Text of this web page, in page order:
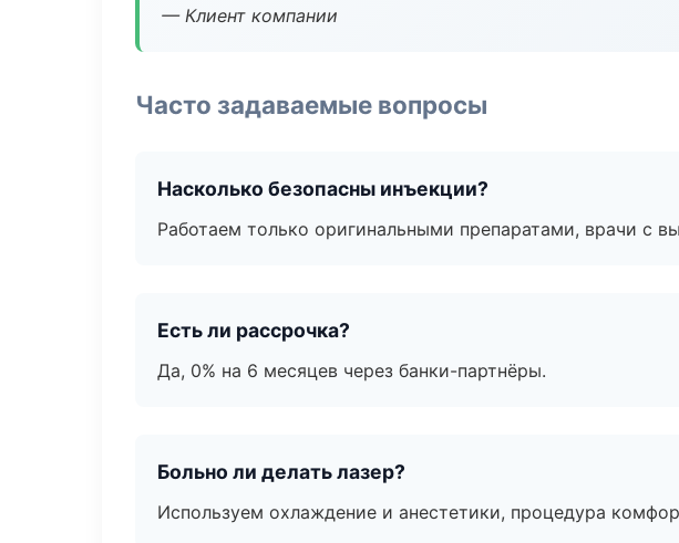
— Клиент компании
Часто задаваемые вопросы
Насколько безопасны инъекции?
Работаем только оригинальными препаратами, врачи с
Есть ли рассрочка?
Да, 0% на 6 месяцев через банки-партнёры.
Больно ли делать лазер?
Используем охлаждение и анестетики, процедура